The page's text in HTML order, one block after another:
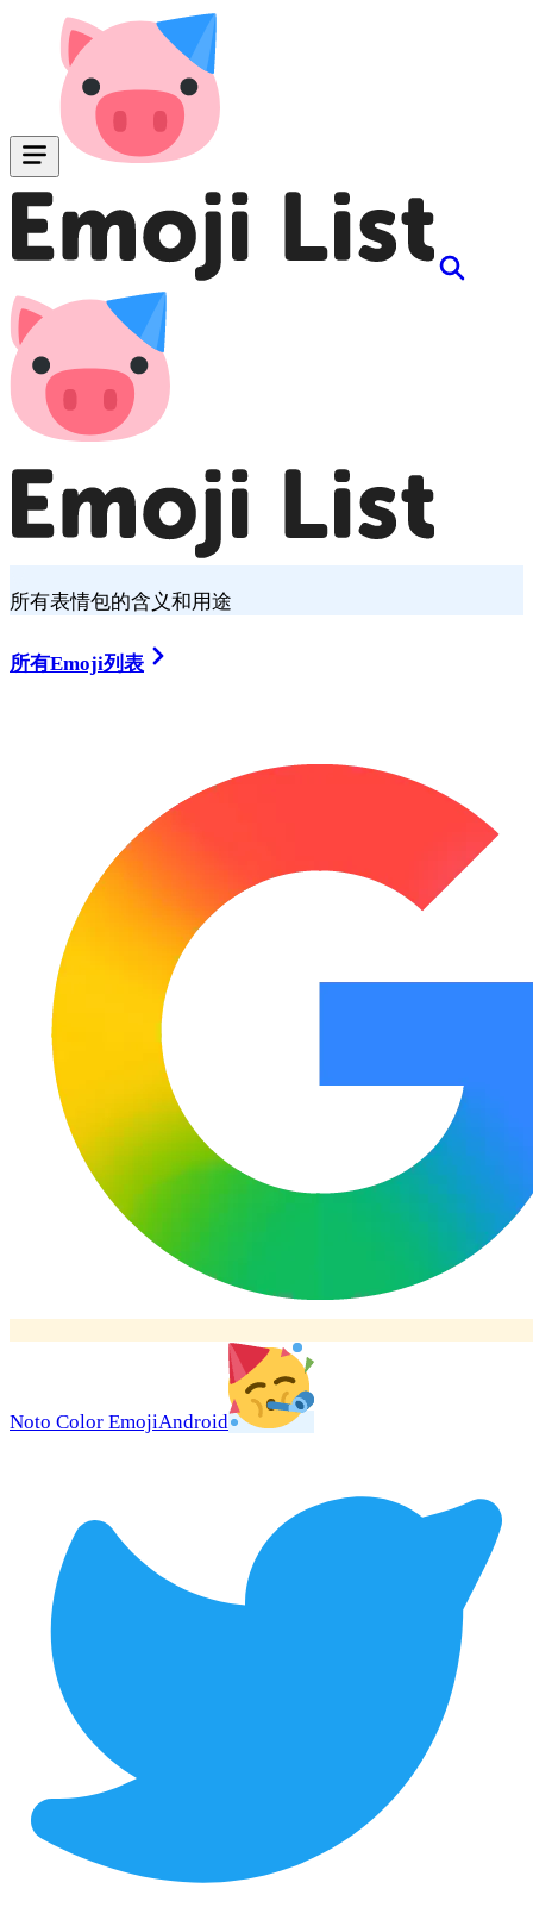
所有表情包的含义和用途
所有Emoji列表
Noto Color EmojiAndroid